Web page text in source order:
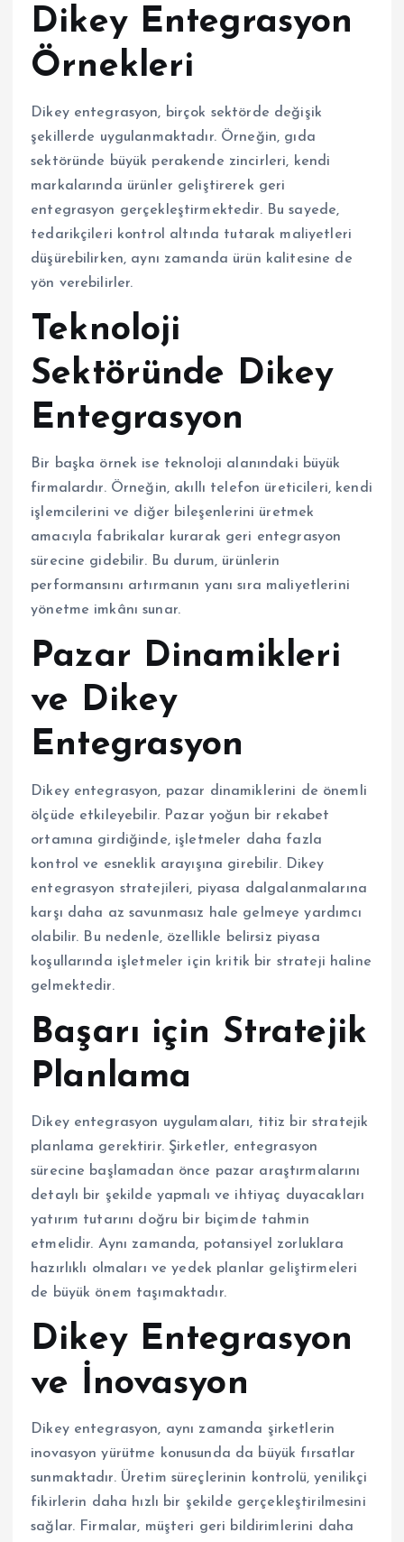
Dikey Entegrasyon
Örnekleri
Dikey entegrasyon, birçok sektörde değişik
şekillerde uygulanmaktadır. Örneğin, gıda
sektöründe büyük perakende zincirleri, kendi
markalarında ürünler geliştirerek geri
entegrasyon gerçekleştirmektedir. Bu sayede,
tedarikçileri kontrol altında tutarak maliyetleri
düşürebilirken, aynı zamanda ürün kalitesine de
yön verebilirler.
Teknoloji
Sektöründe Dikey
Entegrasyon
Bir başka örnek ise teknoloji alanındaki büyük
firmalardır. Örneğin, akıllı telefon üreticileri, kendi
işlemcilerini ve diğer bileşenlerini üretmek
amacıyla fabrikalar kurarak geri entegrasyon
sürecine gidebilir. Bu durum, ürünlerin
performansını artırmanın yanı sıra maliyetlerini
yönetme imkânı sunar.
Pazar Dinamikleri
ve Dikey
Entegrasyon
Dikey entegrasyon, pazar dinamiklerini de önemli
ölçüde etkileyebilir. Pazar yoğun bir rekabet
ortamına girdiğinde, işletmeler daha fazla
kontrol ve esneklik arayışına girebilir. Dikey
entegrasyon stratejileri, piyasa dalgalanmalarına
karşı daha az savunmasız hale gelmeye yardımcı
olabilir. Bu nedenle, özellikle belirsiz piyasa
koşullarında işletmeler için kritik bir strateji haline
gelmektedir.
Başarı için Stratejik
Planlama
Dikey entegrasyon uygulamaları, titiz bir stratejik
planlama gerektirir. Şirketler, entegrasyon
sürecine başlamadan önce pazar araştırmalarını
detaylı bir şekilde yapmalı ve ihtiyaç duyacakları
yatırım tutarını doğru bir biçimde tahmin
etmelidir. Aynı zamanda, potansiyel zorluklara
hazırlıklı olmaları ve yedek planlar geliştirmeleri
de büyük önem taşımaktadır.
Dikey Entegrasyon
ve İnovasyon
Dikey entegrasyon, aynı zamanda şirketlerin
inovasyon yürütme konusunda da büyük fırsatlar
sunmaktadır. Üretim süreçlerinin kontrolü, yenilikçi
fikirlerin daha hızlı bir şekilde gerçekleştirilmesini
sağlar. Firmalar, müşteri geri bildirimlerini daha